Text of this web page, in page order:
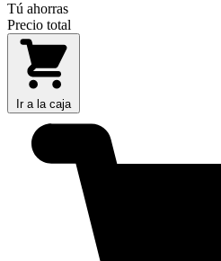
Tú ahorras
Precio total
Ir a la caja